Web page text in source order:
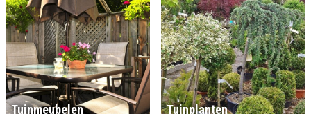
Tuinmeubelen Tuinplanten